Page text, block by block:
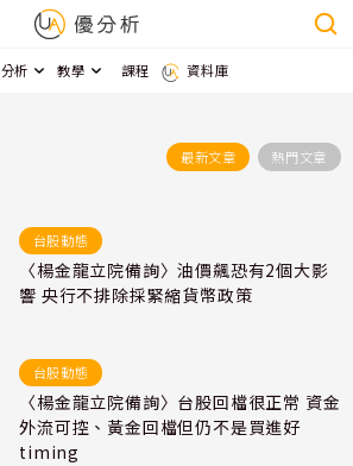
分析 教學 課程 資料庫
最新文章 熱門文章
台股動態
〈楊金龍立院備詢〉油價飆恐有2個大影
響 央行不排除採緊縮貨幣政策
台股動態
〈楊金龍立院備詢〉台股回檔很正常 資金
外流可控、黃金回檔但仍不是買進好
timing